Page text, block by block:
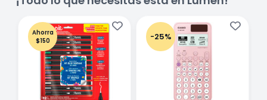
Ahorra
$150
-25%